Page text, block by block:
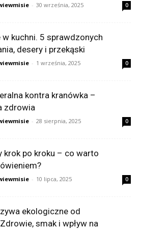
- 30 września, 2025 0
kuchni. 5 sprawdzonych
desery i przekąski
- 1 września, 2025 0
kontra kranówka –
zdrowia
- 28 sierpnia, 2025 0
krok po kroku – co warto
- 10 lipca, 2025 0
ekologiczne od
smak i wpływ na